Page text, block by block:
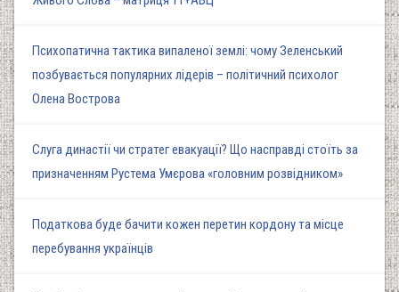
Психопатична тактика випаленої землі: чому Зеленський
позбувається популярних лідерів – політичний психолог
Олена Вострова
Слуга династії чи стратег евакуації? Що насправді стоїть за
призначенням Рустема Умєрова «головним розвідником»
Податкова буде бачити кожен перетин кордону та місце
перебування українців